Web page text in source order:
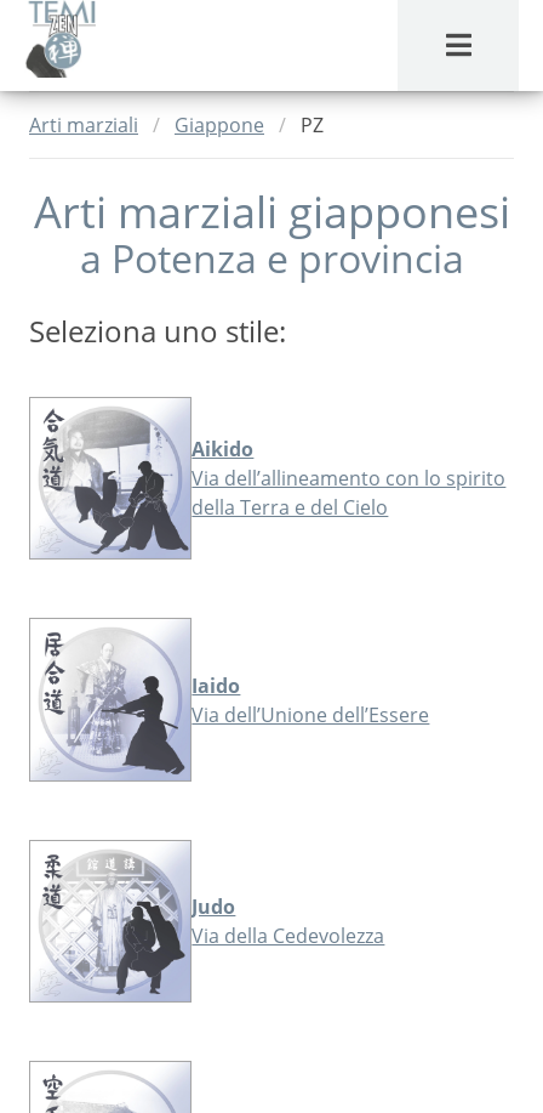
MENU
Arti marziali Giappone PZ
Arti marziali giapponesi
a Potenza e provincia
Seleziona uno stile:
Aikido
Via dell’allineamento con lo spirito
della Terra e del Cielo
Iaido
Via dell’Unione dell’Essere
Judo
Via della Cedevolezza